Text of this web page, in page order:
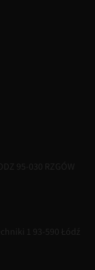
95-030 RZGÓW
1 93-590 Łódź